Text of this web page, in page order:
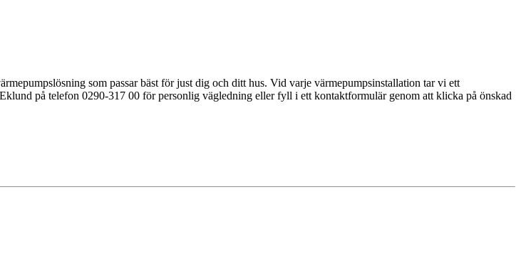
som passar bäst för just dig och ditt hus. Vid varje värmepumpsinstallation tar vi ett
på telefon 0290-317 00 för personlig vägledning eller fyll i ett kontaktformulär genom att klicka på önskad